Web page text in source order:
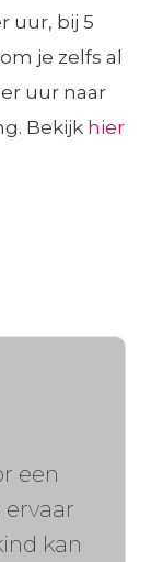
uur, bij 5
je zelfs al
uur naar
Bekijk hier
een
kan